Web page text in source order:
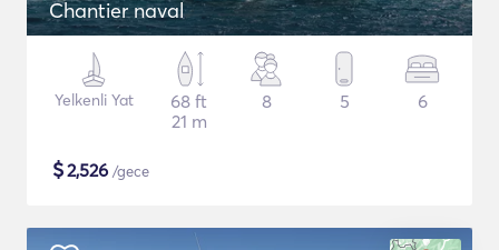
Chantier naval
Yelkenli Yat
68 ft
21 m
8 5 6
$2,526 /gece